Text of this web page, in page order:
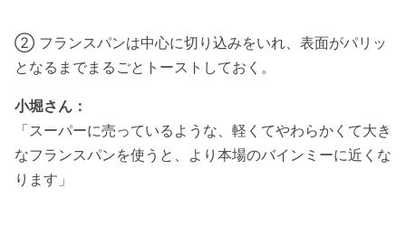
② フランスパンは中心に切り込みをいれ、表面がパリッ
となるまでまるごとトーストしておく。
小堀さん：
「スーパーに売っているような、軽くてやわらかくて大き
なフランスパンを使うと、より本場のバインミーに近くな
ります」